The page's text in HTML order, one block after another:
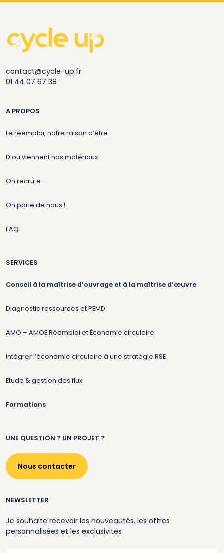
contact@cycle-up.fr
01 44 07 67 38
A PROPOS
Le réemploi, notre raison d’être
D’où viennent nos matériaux
On recrute
On parle de nous !
FAQ
SERVICES
Conseil à la maîtrise d’ouvrage et à la maîtrise d’œuvre
Diagnostic ressources et PEMD
AMO – AMOE Réemploi et Économie circulaire
Intégrer l’économie circulaire à une stratégie RSE
Etude & gestion des flux
Formations
UNE QUESTION ? UN PROJET ?
Nous contacter
NEWSLETTER
Je souhaite recevoir les nouveautés, les offres
personnalisées et les exclusivités